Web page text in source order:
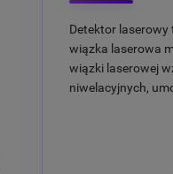
Detektor laserowy
wiązka laserowa
wiązki laserowej
niwelacyjnych,